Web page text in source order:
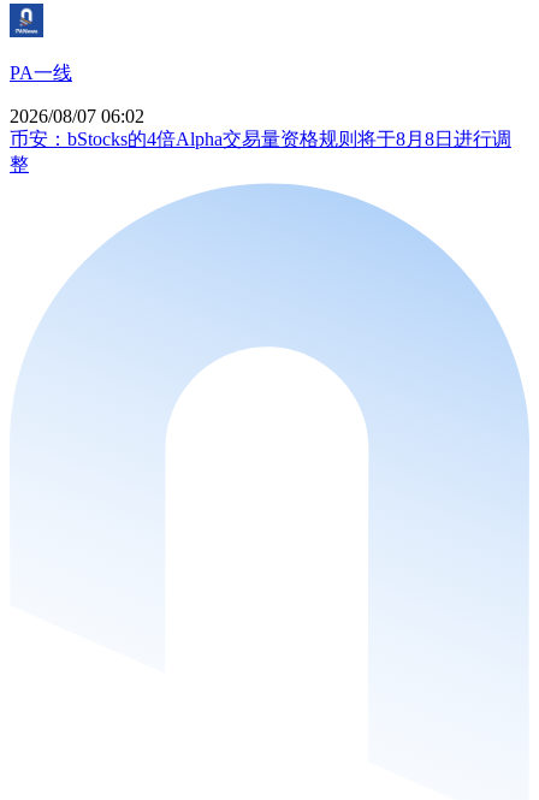
PA一线
2026/08/07 06:02
币安：bStocks的4倍Alpha交易量资格规则将于8月8日进行调
整